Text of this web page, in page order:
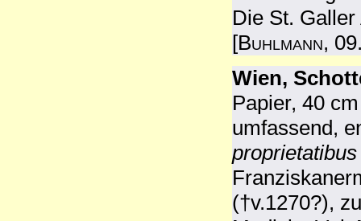
Die St.
[Buhlmann,
Wien,
Papier, 40
umfassend,
(†v.1270?),